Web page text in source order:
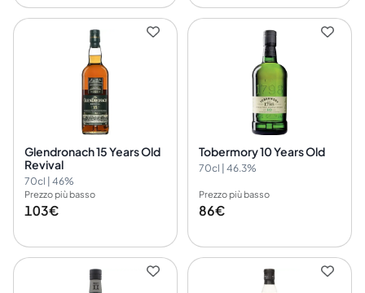
Glendronach 15 Years Old
Revival
70cl | 46%
Prezzo più basso
103€
Tobermory 10 Years Old
70cl | 46.3%
Prezzo più basso
86€